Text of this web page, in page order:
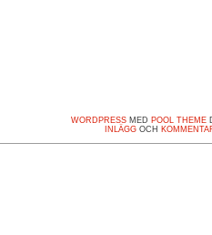
WORDPRESSMED POOL THEME
INLÄGGOCH